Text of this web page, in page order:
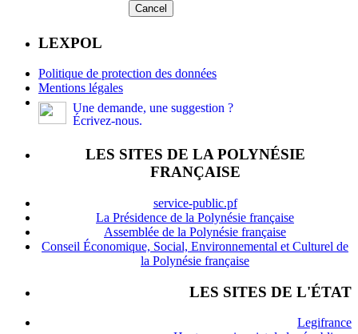
Cancel
LEXPOL
Politique de protection des données
Mentions légales
Une demande, une suggestion ?
Écrivez-nous.
LES SITES DE LA POLYNÉSIE
FRANÇAISE
service-public.pf
La Présidence de la Polynésie française
Assemblée de la Polynésie française
Conseil Économique, Social, Environnemental et Culturel de
la Polynésie française
LES SITES DE L'ÉTAT
Legifrance